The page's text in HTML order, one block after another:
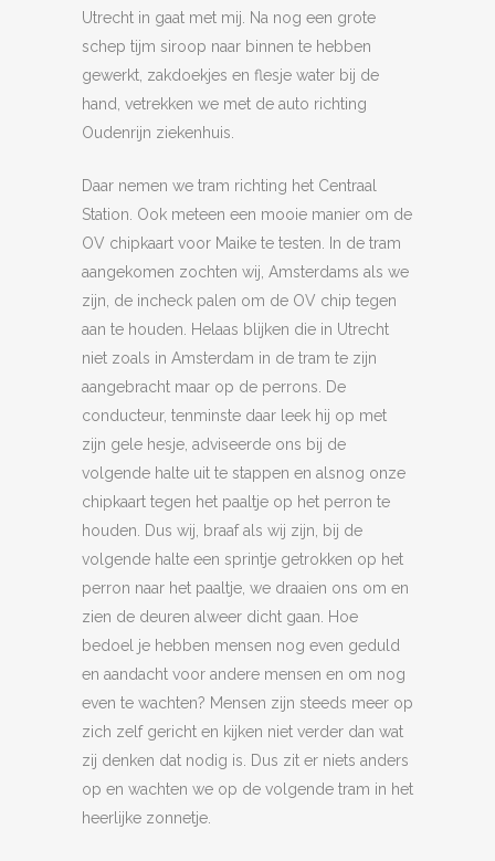
Utrecht in gaat met mij. Na nog een grote
schep tijm siroop naar binnen te hebben
gewerkt, zakdoekjes en flesje water bij de
hand, vetrekken we met de auto richting
Oudenrijn ziekenhuis.
Daar nemen we tram richting het Centraal
Station. Ook meteen een mooie manier om de
OV chipkaart voor Maike te testen. In de tram
aangekomen zochten wij, Amsterdams als we
zijn, de incheck palen om de OV chip tegen
aan te houden. Helaas blijken die in Utrecht
niet zoals in Amsterdam in de tram te zijn
aangebracht maar op de perrons. De
conducteur, tenminste daar leek hij op met
zijn gele hesje, adviseerde ons bij de
volgende halte uit te stappen en alsnog onze
chipkaart tegen het paaltje op het perron te
houden. Dus wij, braaf als wij zijn, bij de
volgende halte een sprintje getrokken op het
perron naar het paaltje, we draaien ons om en
zien de deuren alweer dicht gaan. Hoe
bedoel je hebben mensen nog even geduld
en aandacht voor andere mensen en om nog
even te wachten? Mensen zijn steeds meer op
zich zelf gericht en kijken niet verder dan wat
zij denken dat nodig is. Dus zit er niets anders
op en wachten we op de volgende tram in het
heerlijke zonnetje.